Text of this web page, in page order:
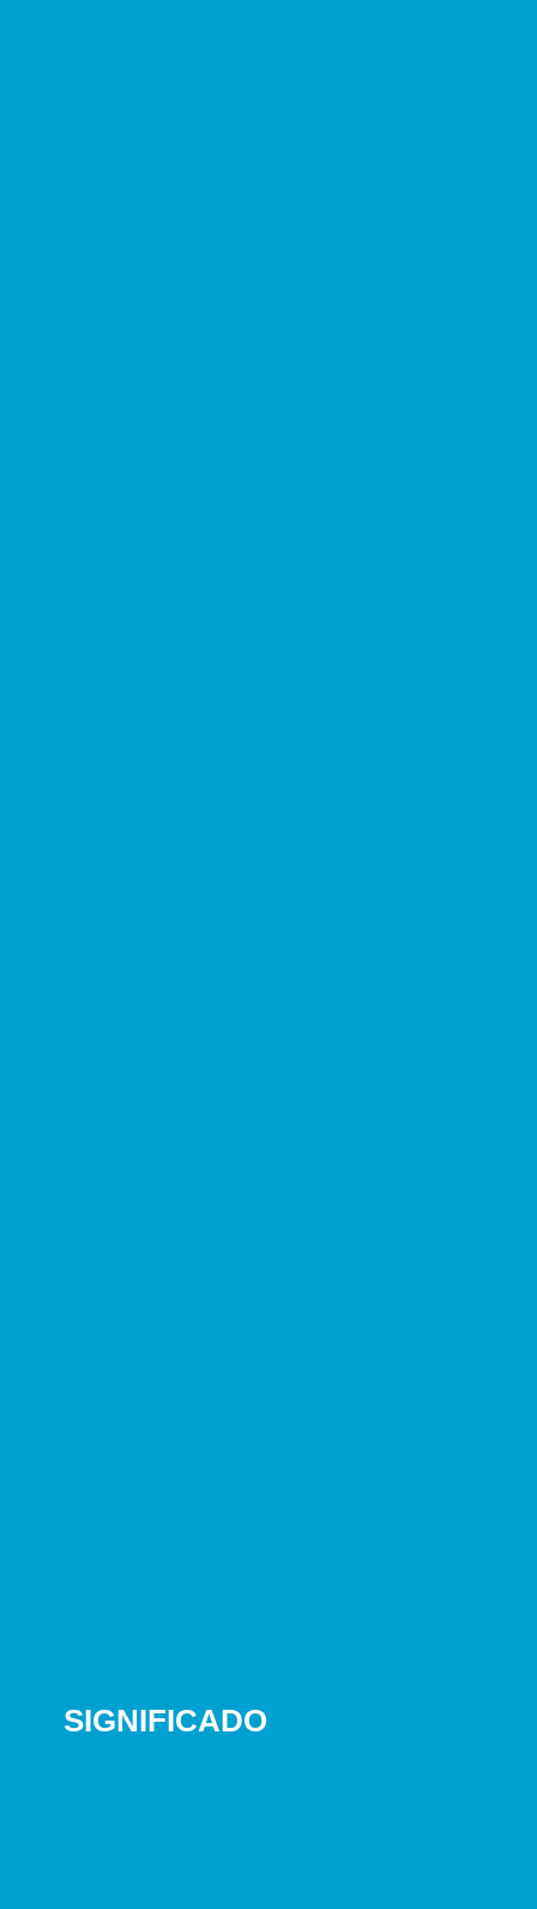
SIGNIFICADO